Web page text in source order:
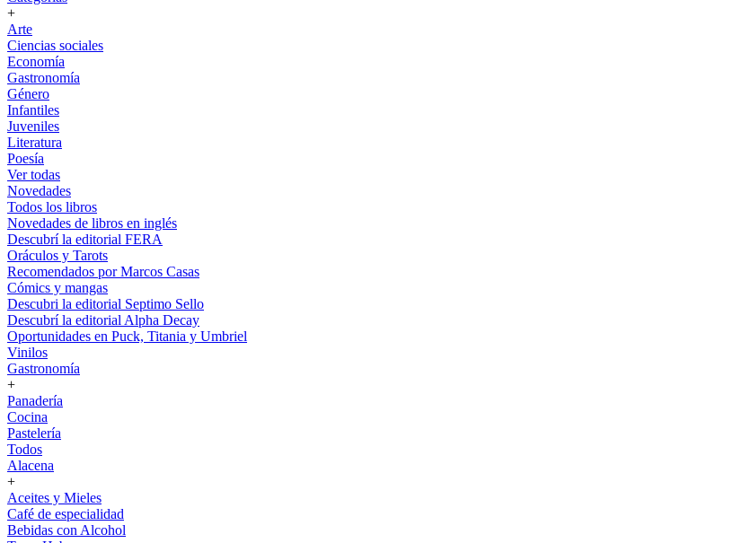
+
Arte
Ciencias sociales
Economía
Gastronomía
Género
Infantiles
Juveniles
Literatura
Poesía
Ver todas
Novedades
Todos los libros
Novedades de libros en inglés
Descubrí la editorial FERA
Oráculos y Tarots
Recomendados por Marcos Casas
Cómics y mangas
Descubri la editorial Septimo Sello
Descubrí la editorial Alpha Decay
Oportunidades en Puck, Titania y Umbriel
Vinilos
Gastronomía
+
Panadería
Cocina
Pastelería
Todos
Alacena
+
Aceites y Mieles
Café de especialidad
Bebidas con Alcohol